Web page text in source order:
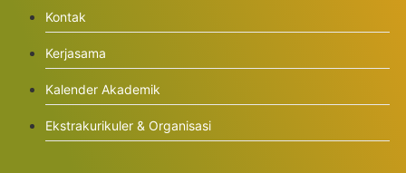
Kontak
Kerjasama
Kalender Akademik
Ekstrakurikuler & Organisasi